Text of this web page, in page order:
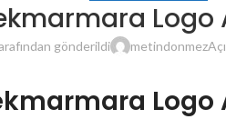
Logo
gönderildi metindonmez
Logo